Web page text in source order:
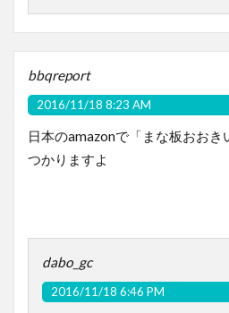
bbqreport
2016/11/18 8:23 AM
日本のamazonで「まな板おお
つかりますよ
dabo_gc
2016/11/18 6:46 PM